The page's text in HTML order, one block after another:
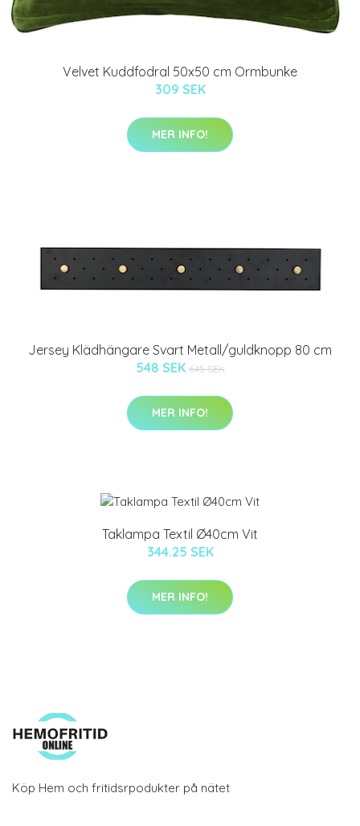
Velvet Kuddfodral 50x50 cm Ormbunke
309 SEK
MER INFO!
Jersey Klädhängare Svart Metall/guldknopp 80 cm
548 SEK 645 SEK
MER INFO!
Taklampa Textil Ø40cm Vit
344.25 SEK
MER INFO!
Köp Hem och fritidsrpodukter på nätet